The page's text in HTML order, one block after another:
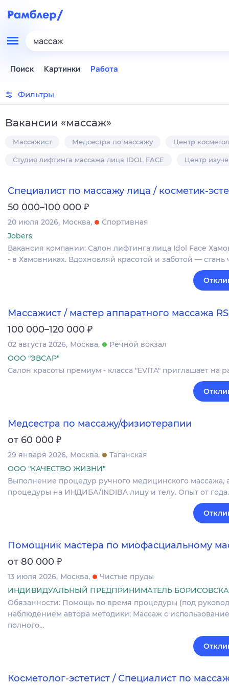
массаж
Поиск Картинки Работа
Фильтры
Вакансии «массаж»
Массажист Медсестра по массажу Центр
Студия лифтинга массажа лица IDOL FACE Центр
Специалист по массажу лица / косметик-
50 000–100 000 ₽
20 июля 2026 Москва
Спортивная
Jobers
Вакансия компании: Салон лифтинга лица Idol Face
- в Хамовниках. Вдохновляй красотой и заботой —
Массажист / мастер аппаратного массажа
100 000–120 000 ₽
02 августа 2026 Москва
Речной вокзал
ООО "ЭВСАР"
Салон красоты премиум - класса "EVITA" приглашает на
Медсестра по массажу/физиотерапии
от 60 000 ₽
29 января 2026 Москва
Таганская
ООО "КАЧЕСТВО ЖИЗНИ"
Выполнение процедур ручного медицинского массажа,
процедуры на ИНДИБА/INDIBA лицу и телу. Опыт от
Помощник мастера по миофасциальному
от 80 000 ₽
13 июля 2026 Москва
Чистые пруды
ИНДИВИДУАЛЬНЫЙ ПРЕДПРИНИМАТЕЛЬ
Обязанности: Помощь во время процедуры (под
наблюдением автора методики; Массаж с
полного…
Косметолог-эстетист / Специалист по